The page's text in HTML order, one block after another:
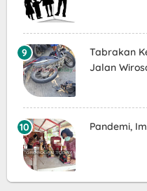
Tabrakan
Jalan
Pandemi,